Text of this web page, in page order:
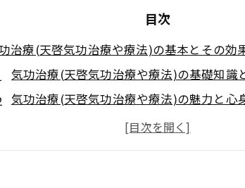
目次
治療(天啓気功治療や療法)の基本とその効
気功治療(天啓気功治療や療法)の基礎知識
気功治療(天啓気功治療や療法)の魅力と心
気功治療(天啓気功治療や療法)の基礎と健
気功治療(天啓気功治療や療法)の基本を押